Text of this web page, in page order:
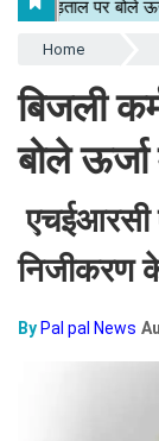
Home
बिजली
बोले
एचईआरसी
निजीकरण
By Pal pal News